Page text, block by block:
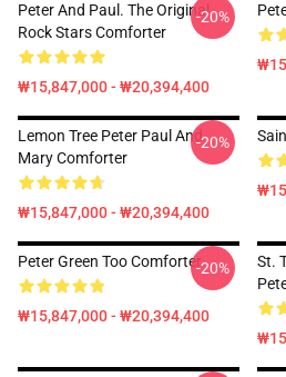
Peter And Paul. The Original
Rock Stars Comforter
₩15,847,000 - ₩20,394,400
-20%
Lemon Tree Peter Paul And
Mary Comforter
₩15,847,000 - ₩20,394,400
-20%
Peter Green Too Comforter
₩15,847,000 - ₩20,394,400
-20%
St.